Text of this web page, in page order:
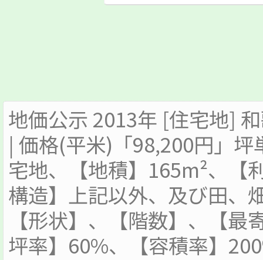
地価公示 2013年 [住宅地]
| 価格(平米)「98,200円」
宅地、【地積】165m²、【
構造】上記以外、及び田、
【形状】、【階数】、【
坪率】60%、【容積率】